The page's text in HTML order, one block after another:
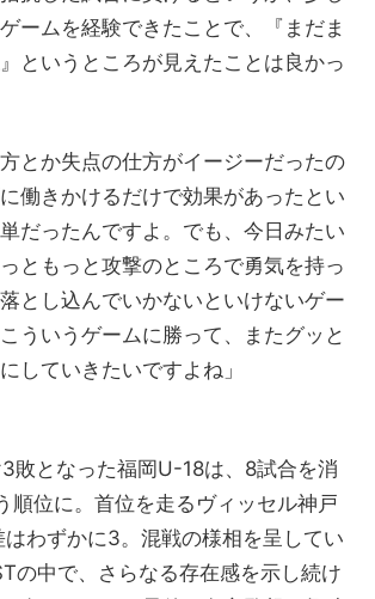
ームを経験できたことで、『まだま
というところが見えたことは良かっ
方とか失点の仕方がイージーだったの
働きかけるだけで効果があったとい
だったんですよ。でも、今日みたい
ともっと攻撃のところで勇気を持っ
とし込んでいかないといけないゲー
ういうゲームに勝って、またグッと
していきたいですよね」
敗となった福岡U-18は、8試合を消
順位に。首位を走るヴィッセル神戸
わずかに3。混戦の様相を呈してい
の中で、さらなる存在感を示し続け